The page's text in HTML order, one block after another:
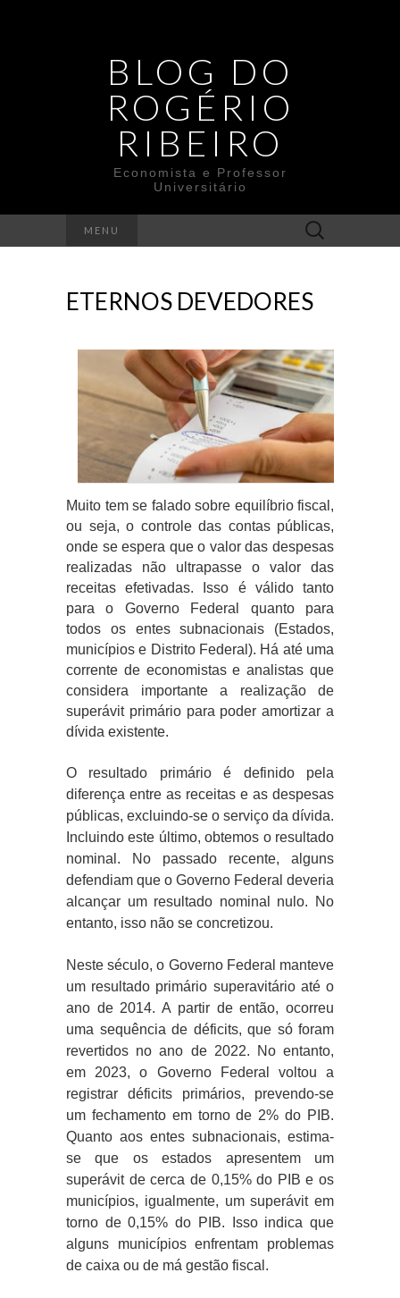
BLOG DO
ROGÉRIO
RIBEIRO
Economista e Professor
Universitário
MENU
Search
for:
ETERNOS DEVEDORES
Muito tem se falado sobre equilíbrio fiscal,
ou seja, o controle das contas públicas,
onde se espera que o valor das despesas
realizadas não ultrapasse o valor das
receitas efetivadas. Isso é válido tanto
para o Governo Federal quanto para
todos os entes subnacionais (Estados,
municípios e Distrito Federal). Há até uma
corrente de economistas e analistas que
considera importante a realização de
superávit primário para poder amortizar a
dívida existente.
O resultado primário é definido pela
diferença entre as receitas e as despesas
públicas, excluindo-se o serviço da dívida.
Incluindo este último, obtemos o resultado
nominal. No passado recente, alguns
defendiam que o Governo Federal deveria
alcançar um resultado nominal nulo. No
entanto, isso não se concretizou.
Neste século, o Governo Federal manteve
um resultado primário superavitário até o
ano de 2014. A partir de então, ocorreu
uma sequência de déficits, que só foram
revertidos no ano de 2022. No entanto,
em 2023, o Governo Federal voltou a
registrar déficits primários, prevendo-se
um fechamento em torno de 2% do PIB.
Quanto aos entes subnacionais, estima-
se que os estados apresentem um
superávit de cerca de 0,15% do PIB e os
municípios, igualmente, um superávit em
torno de 0,15% do PIB. Isso indica que
alguns municípios enfrentam problemas
de caixa ou de má gestão fiscal.